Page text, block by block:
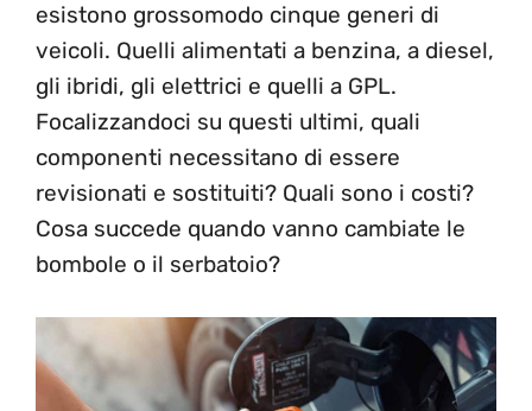
esistono grossomodo cinque generi di
veicoli. Quelli alimentati a benzina, a diesel,
gli ibridi, gli elettrici e quelli a GPL.
Focalizzandoci su questi ultimi, quali
componenti necessitano di essere
revisionati e sostituiti? Quali sono i costi?
Cosa succede quando vanno cambiate le
bombole o il serbatoio?